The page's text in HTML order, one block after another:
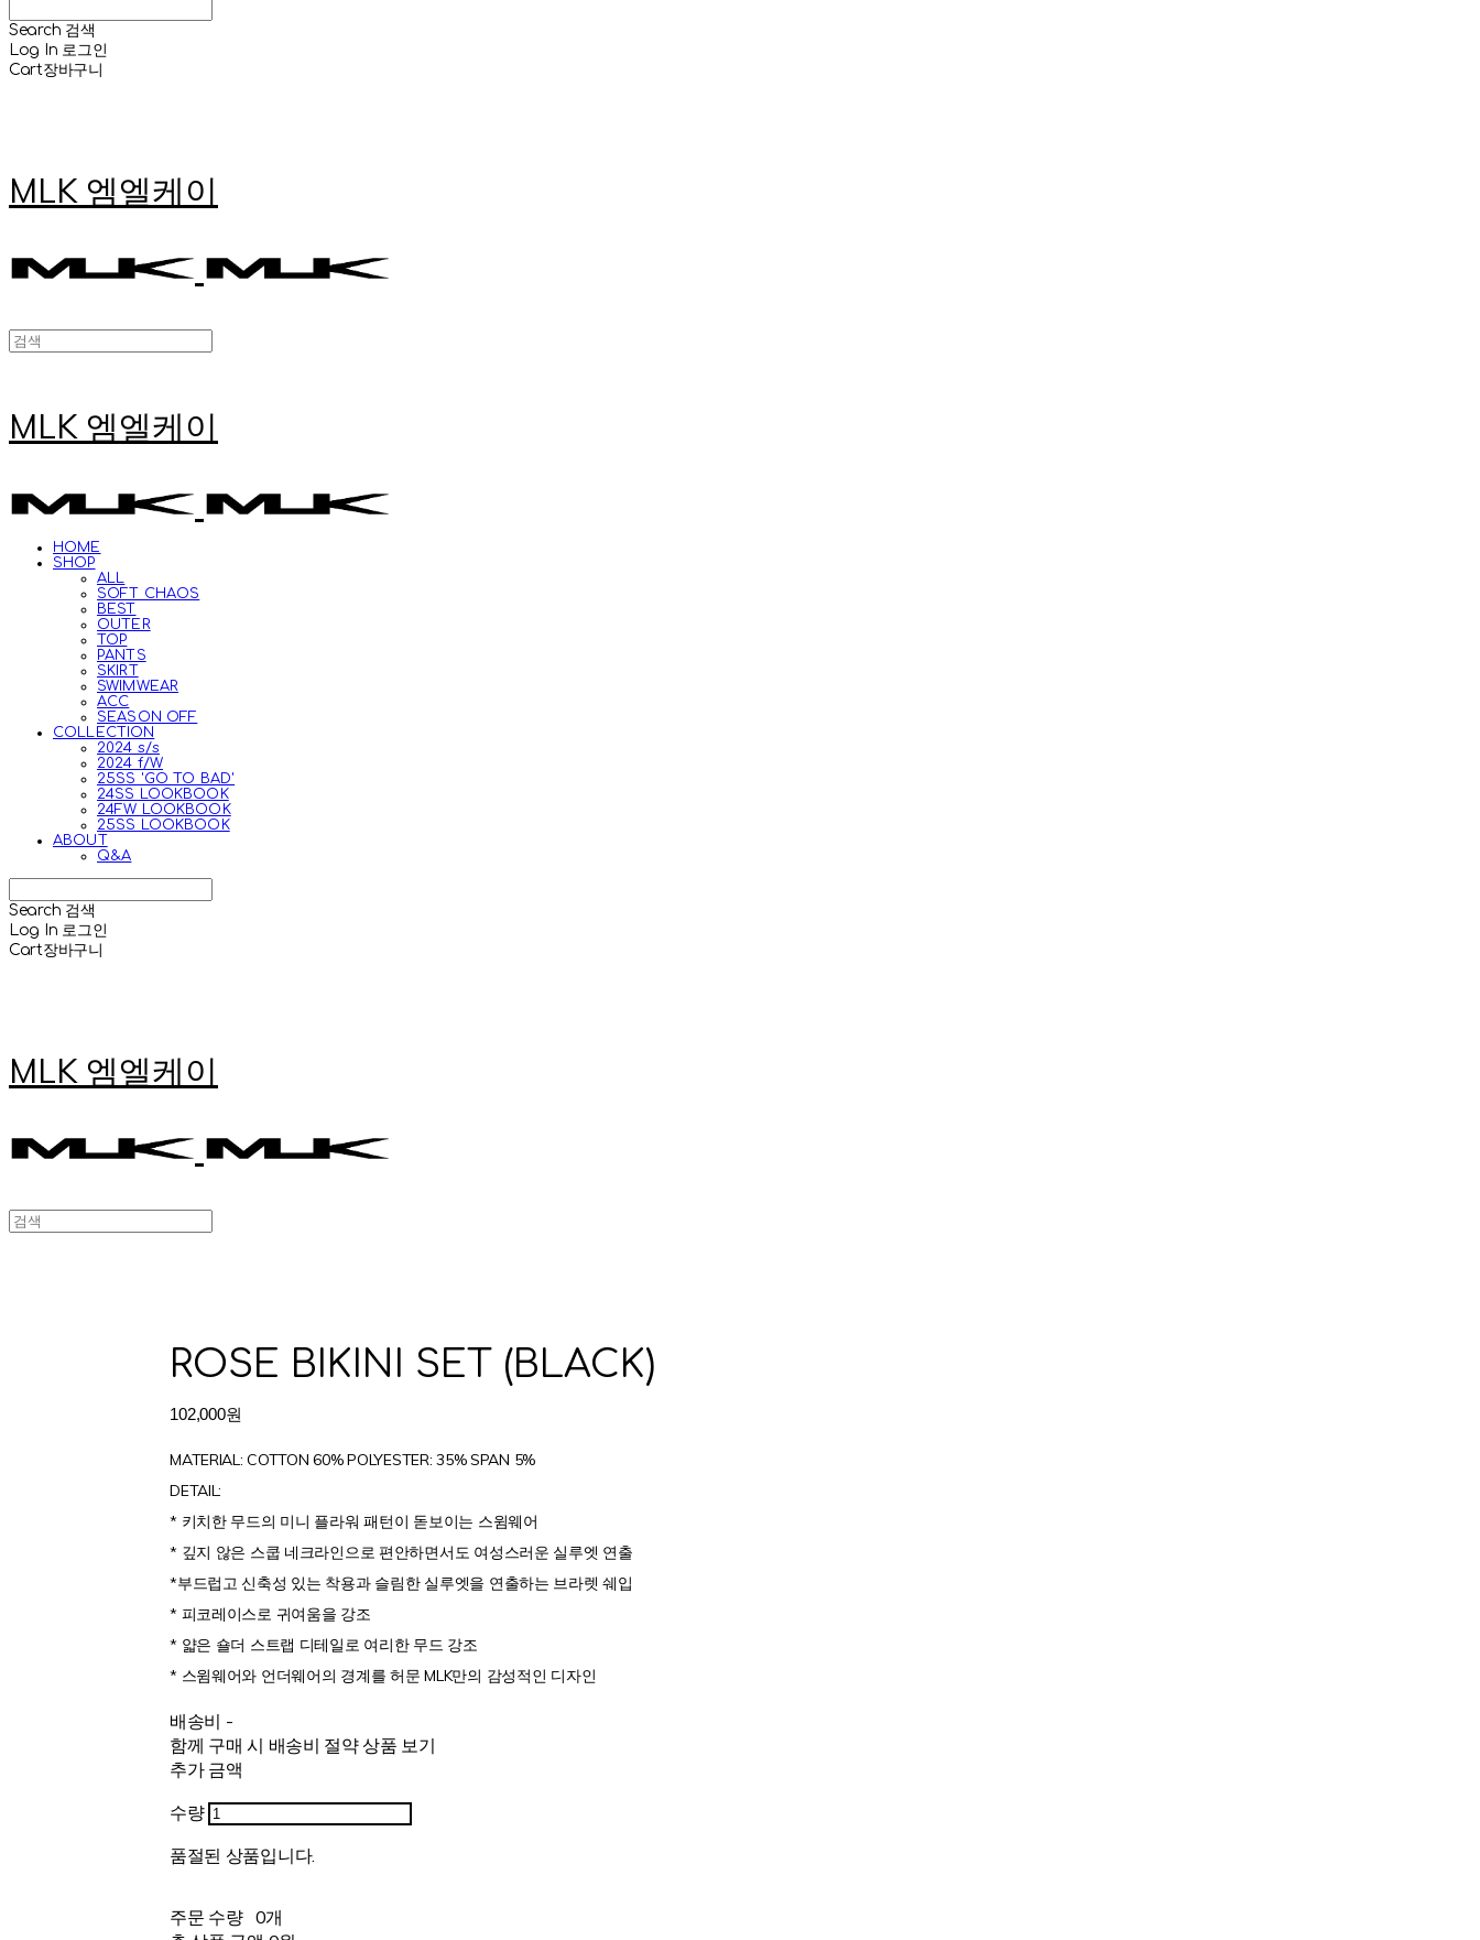
Search 검색
Log In 로그인
Cart장바구니
MLK 엠엘케이
MLK 엠엘케이
HOME
SHOP
ALL
SOFT CHAOS
BEST
OUTER
TOP
PANTS
SKIRT
SWIMWEAR
ACC
SEASON OFF
COLLECTION
2024 s/s
2024 f/W
25SS 'GO TO BAD'
24SS LOOKBOOK
24FW LOOKBOOK
25SS LOOKBOOK
ABOUT
Q&A
Search 검색
Log In 로그인
Cart장바구니
MLK 엠엘케이
ROSE BIKINI SET (BLACK)
102,000원
MATERIAL: COTTON 60% POLYESTER: 35% SPAN 5%
DETAIL:
* 키치한 무드의 미니 플라워 패턴이 돋보이는 스윔웨어
* 깊지 않은 스쿱 네크라인으로 편안하면서도 여성스러운 실루엣 연출
*부드럽고 신축성 있는 착용과 슬림한 실루엣을 연출하는 브라렛 쉐입
* 피코레이스로 귀여움을 강조
* 얇은 숄더 스트랩 디테일로 여리한 무드 강조
* 스윔웨어와 언더웨어의 경계를 허문 MLK만의 감성적인 디자인
배송비 -
함께 구매 시 배송비 절약 상품 보기
추가 금액
수량
품절된 상품입니다.
주문 수량 0개